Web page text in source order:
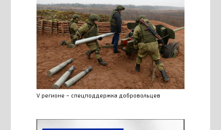
V регионе – спецподдержка добровольцев